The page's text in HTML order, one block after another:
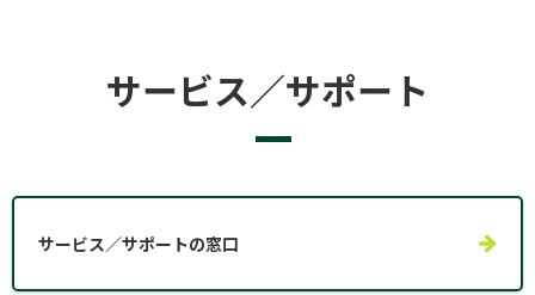
サービス／サポート
サービス／サポートの窓口